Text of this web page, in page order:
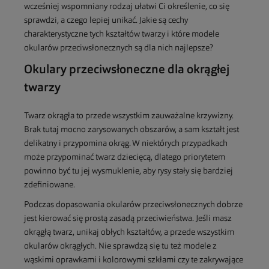
wcześniej wspomniany rodzaj ułatwi Ci określenie, co się
sprawdzi, a czego lepiej unikać. Jakie są cechy
charakterystyczne tych kształtów twarzy i które modele
okularów przeciwsłonecznych są dla nich najlepsze?
Okulary przeciwsłoneczne dla okrągłej
twarzy
Twarz okrągła to przede wszystkim zauważalne krzywizny.
Brak tutaj mocno zarysowanych obszarów, a sam kształt jest
delikatny i przypomina okrąg. W niektórych przypadkach
może przypominać twarz dziecięcą, dlatego priorytetem
powinno być tu jej wysmuklenie, aby rysy stały się bardziej
zdefiniowane.
Podczas dopasowania okularów przeciwsłonecznych dobrze
jest kierować się prostą zasadą przeciwieństwa. Jeśli masz
okrągłą twarz, unikaj obłych kształtów, a przede wszystkim
okularów okrągłych. Nie sprawdzą się tu też modele z
wąskimi oprawkami i kolorowymi szkłami czy te zakrywające